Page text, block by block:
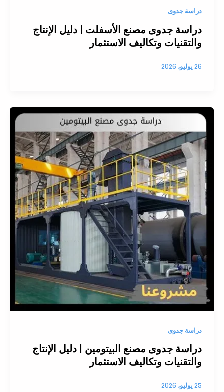
دراسة جدوى
دراسة جدوى مصنع الأسفلت | دليل الإنتاج
والتقنيات وتكاليف الاستثمار
26 يوليو، 2026
دراسة جدوى
دراسة جدوى مصنع البيتومين | دليل الإنتاج
والتقنيات وتكاليف الاستثمار
25 يوليو، 2026